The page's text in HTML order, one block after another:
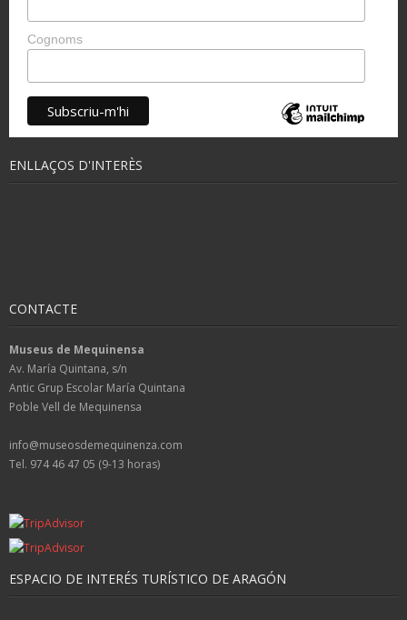
Cognoms
ENLLAÇOS D'INTERÈS
CONTACTE
Museus de Mequinensa
Av. María Quintana, s/n
Antic Grup Escolar María Quintana
Poble Vell de Mequinensa
info@museosdemequinenza.com
Tel. 974 46 47 05 (9-13 horas)
ESPACIO DE INTERÉS TURÍSTICO DE ARAGÓN